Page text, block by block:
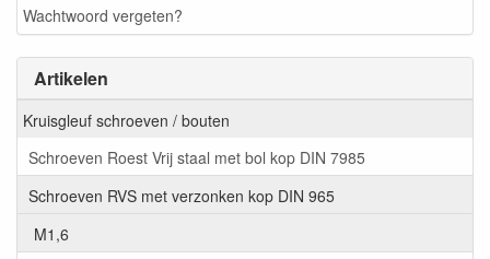
Wachtwoord vergeten?
Artikelen
Kruisgleuf schroeven / bouten
Schroeven Roest Vrij staal met bol kop DIN 7985
Schroeven RVS met verzonken kop DIN 965
M1,6